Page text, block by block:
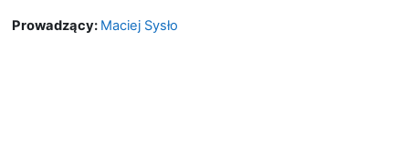
Prowadzący: Maciej Sysło